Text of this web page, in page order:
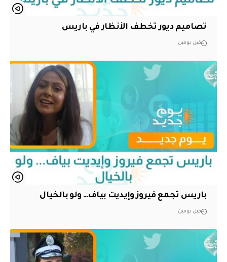
تصاميم ديور تخطف الأنظار في باريس
قبل يومين
باريس تجمع فيروز وإيديت بياف… ولو بالخيال
قبل يومين